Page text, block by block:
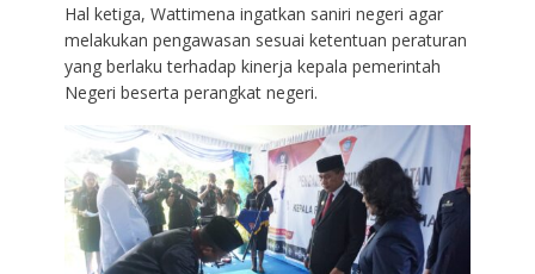
Hal ketiga, Wattimena ingatkan saniri negeri agar
melakukan pengawasan sesuai ketentuan peraturan
yang berlaku terhadap kinerja kepala pemerintah
Negeri beserta perangkat negeri.